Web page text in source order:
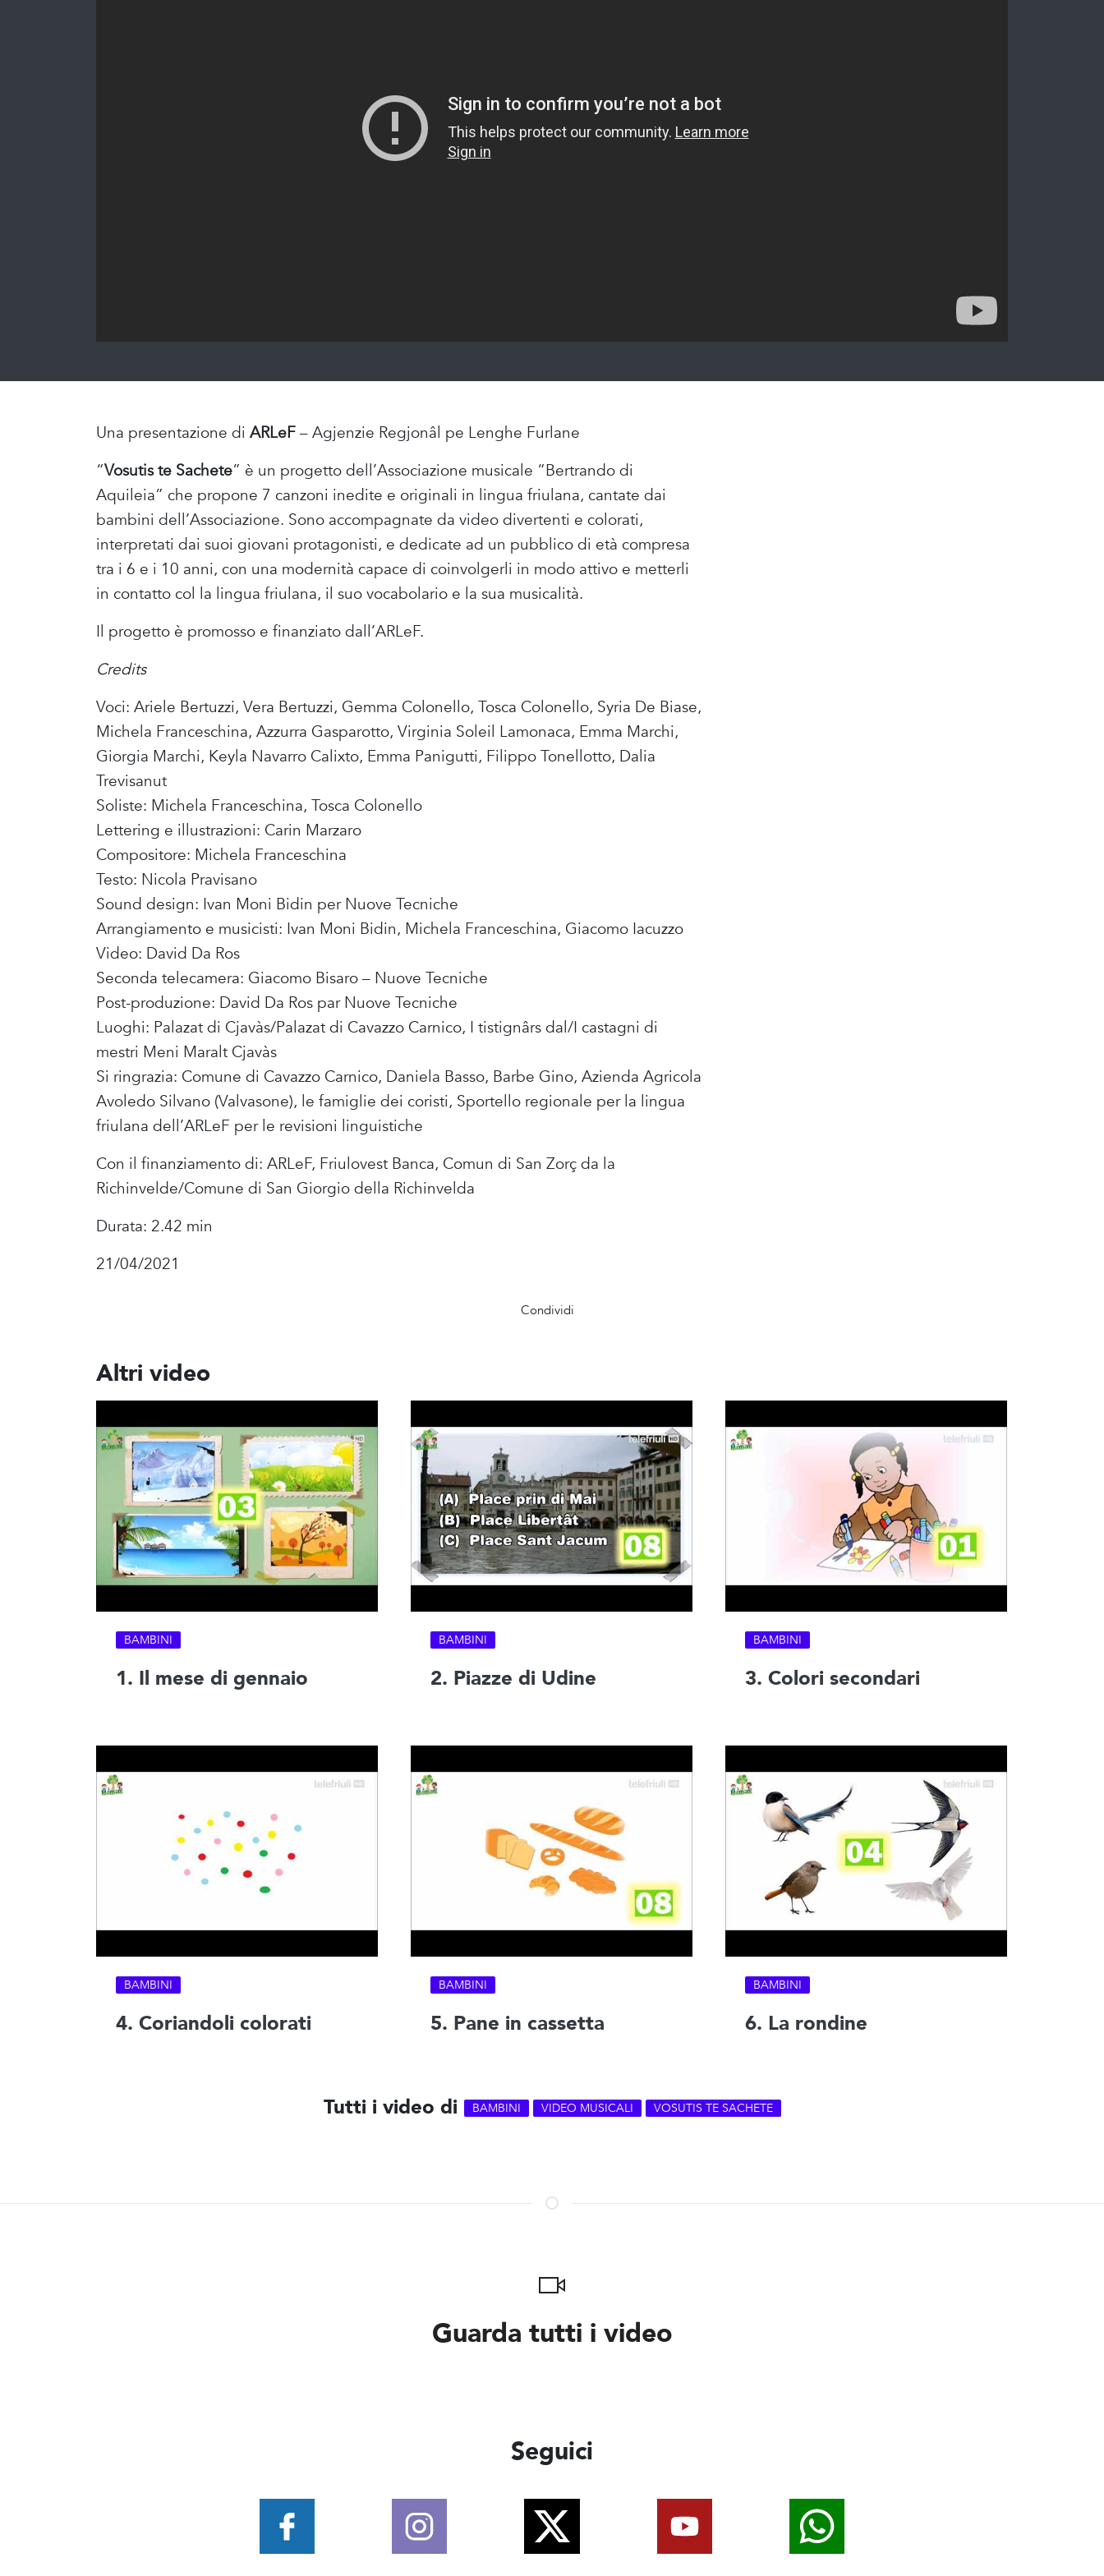
Una presentazione di ARLeF– Agjenzie Regjonâl pe Lenghe Furlane
“Vosutis te Sachete” è un progetto dell’Associazione musicale “Bertrando di
Aquileia” che propone 7 canzoni inedite e originali in lingua friulana, cantate dai
bambini dell’Associazione. Sono accompagnate da video divertenti e colorati,
interpretati dai suoi giovani protagonisti, e dedicate ad un pubblico di età compresa
tra i 6 e i 10 anni, con una modernità capace di coinvolgerli in modo attivo e metterli
in contatto col la lingua friulana, il suo vocabolario e la sua musicalità.
Il progetto è promosso e finanziato dall’ARLeF.
Credits
Voci: Ariele Bertuzzi, Vera Bertuzzi, Gemma Colonello, Tosca Colonello, Syria De Biase,
Michela Franceschina, Azzurra Gasparotto, Virginia Soleil Lamonaca, Emma Marchi,
Giorgia Marchi, Keyla Navarro Calixto, Emma Panigutti, Filippo Tonellotto, Dalia
Trevisanut
Soliste: Michela Franceschina, Tosca Colonello
Lettering e illustrazioni: Carin Marzaro
Compositore: Michela Franceschina
Testo: Nicola Pravisano
Sound design: Ivan Moni Bidin per Nuove Tecniche
Arrangiamento e musicisti: Ivan Moni Bidin, Michela Franceschina, Giacomo Iacuzzo
Video: David Da Ros
Seconda telecamera: Giacomo Bisaro – Nuove Tecniche
Post-produzione: David Da Ros par Nuove Tecniche
Luoghi: Palazat di Cjavàs/Palazat di Cavazzo Carnico, I tistignârs dal/I castagni di
mestri Meni Maralt Cjavàs
Si ringrazia: Comune di Cavazzo Carnico, Daniela Basso, Barbe Gino, Azienda Agricola
Avoledo Silvano (Valvasone), le famiglie dei coristi, Sportello regionale per la lingua
friulana dell’ARLeF per le revisioni linguistiche
Con il finanziamento di: ARLeF, Friulovest Banca, Comun di San Zorç da la
Richinvelde/Comune di San Giorgio della Richinvelda
Durata: 2.42 min
21/04/2021
Condividi
Altri video
BAMBINI
1. Il mese di gennaio
BAMBINI
2. Piazze di Udine
BAMBINI
3. Colori secondari
BAMBINI
4. Coriandoli colorati
BAMBINI
5. Pane in cassetta
BAMBINI
6. La rondine
Tutti i video di BAMBINI VIDEO MUSICALI VOSUTIS TE SACHETE
Guarda tutti i video
Seguici